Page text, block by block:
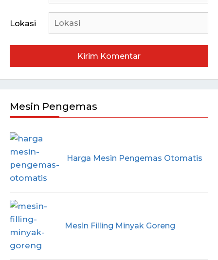
Lokasi
Mesin Pengemas
Harga Mesin Pengemas Otomatis
Mesin Filling Minyak Goreng